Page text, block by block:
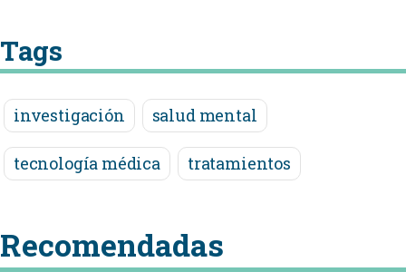
Tags
investigación salud mental
tecnología médica tratamientos
Recomendadas